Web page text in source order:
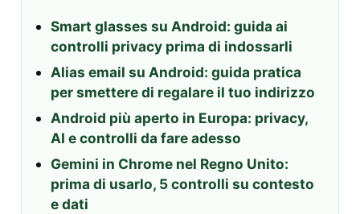
Smart glasses su Android: guida ai
controlli privacy prima di indossarli
Alias email su Android: guida pratica
per smettere di regalare il tuo indirizzo
Android più aperto in Europa: privacy,
AI e controlli da fare adesso
Gemini in Chrome nel Regno Unito:
prima di usarlo, 5 controlli su contesto
e dati